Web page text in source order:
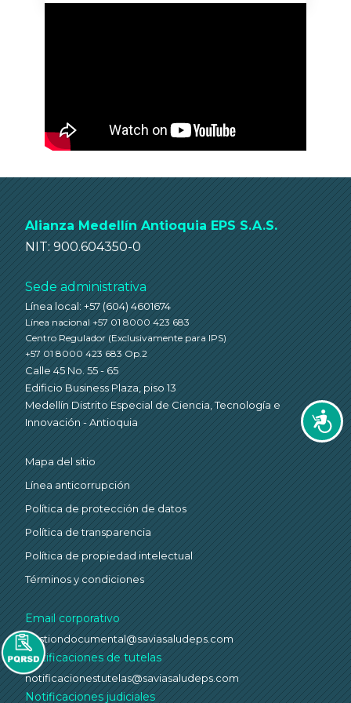
Alianza Medellín Antioquia EPS S.A.S.
NIT: 900.604350-0
Sede administrativa
Línea local: +57 (604) 4601674
Línea nacional +57 01 8000 423 683
Centro Regulador (Exclusivamente para IPS)
+57 01 8000 423 683 Op.2
Calle 45 No. 55 - 65
Edificio Business Plaza, piso 13
Medellín Distrito Especial de Ciencia, Tecnología e
Innovación - Antioquia
Mapa del sitio
Línea anticorrupción
Política de protección de datos
Política de transparencia
Política de propiedad intelectual
Términos y condiciones
Email corporativo
gestiondocumental@saviasaludeps.com
Notificaciones de tutelas
notificacionestutelas@saviasaludeps.com
Notificaciones judiciales